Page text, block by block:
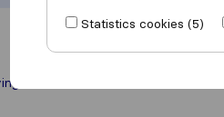
Statistics cookies (5)